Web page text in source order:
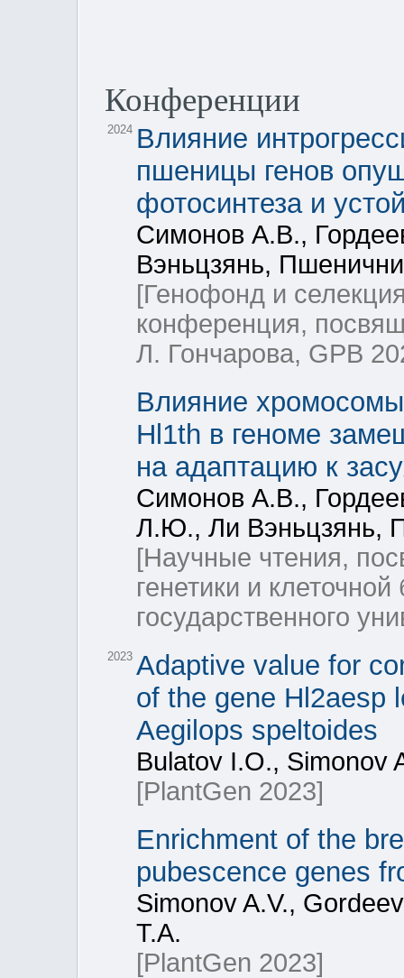
Конференции
2024 Влияние
пшеницы генов
фотосинтеза и
Симонов А.В.,
Вэньцзянь,
[Генофонд и
конференция,
Л. Гончарова, GPB
Влияние
Hl1th в геноме
на адаптацию к
Симонов А.В.,
Л.Ю., Ли Вэньцзянь,
[Научные чтения,
генетики и
государственного
2023 Adaptive value for
of the gene Hl2aesp
Aegilops speltoides
Bulatov I.O., Simonov
[PlantGen 2023]
Enrichment of the
pubescence genes
Simonov A.V.,
T.A.
[PlantGen 2023]